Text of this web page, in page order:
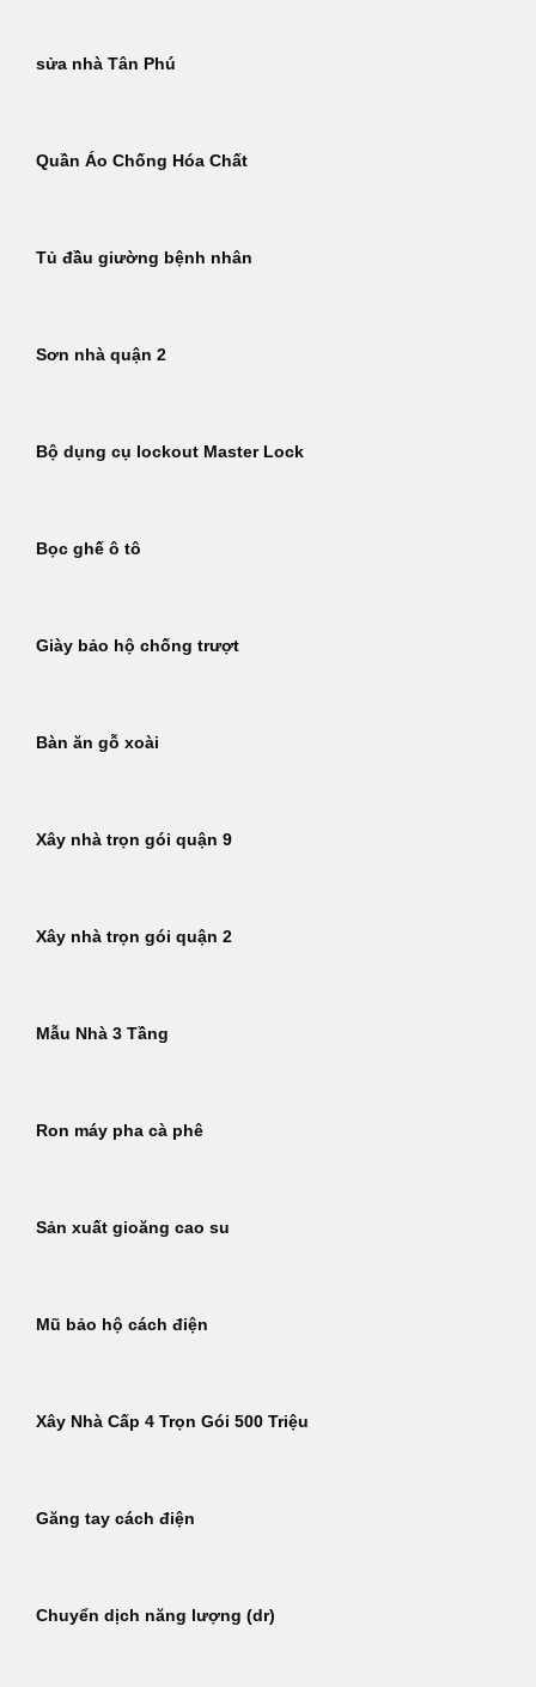
sửa nhà Tân Phú
Quần Áo Chống Hóa Chất
Tủ đầu giường bệnh nhân
Sơn nhà quận 2
Bộ dụng cụ lockout Master Lock
Bọc ghế ô tô
Giày bảo hộ chống trượt
Bàn ăn gỗ xoài
Xây nhà trọn gói quận 9
Xây nhà trọn gói quận 2
Mẫu Nhà 3 Tầng
Ron máy pha cà phê
Sản xuất gioăng cao su
Mũ bảo hộ cách điện
Xây Nhà Cấp 4 Trọn Gói 500 Triệu
Găng tay cách điện
Chuyển dịch năng lượng (dr)